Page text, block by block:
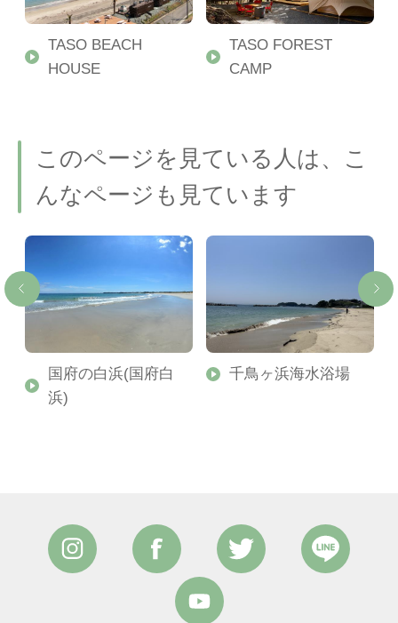
TASO BEACH
HOUSE
TASO FOREST
CAMP
このページを見ている人は、こ
んなページも見ています
国府の白浜(国府白
浜)
千鳥ヶ浜海水浴場